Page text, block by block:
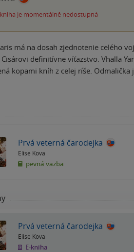
je momentálně nedostupná
má na dosah zjednotenie celého
definitívne víťazstvo. Vhalla
kopami kníh z celej ríše.
Prvá veterná čarodejka
Elise Kova
pevná vazba
Prvá veterná čarodejka
Elise Kova
E-kniha